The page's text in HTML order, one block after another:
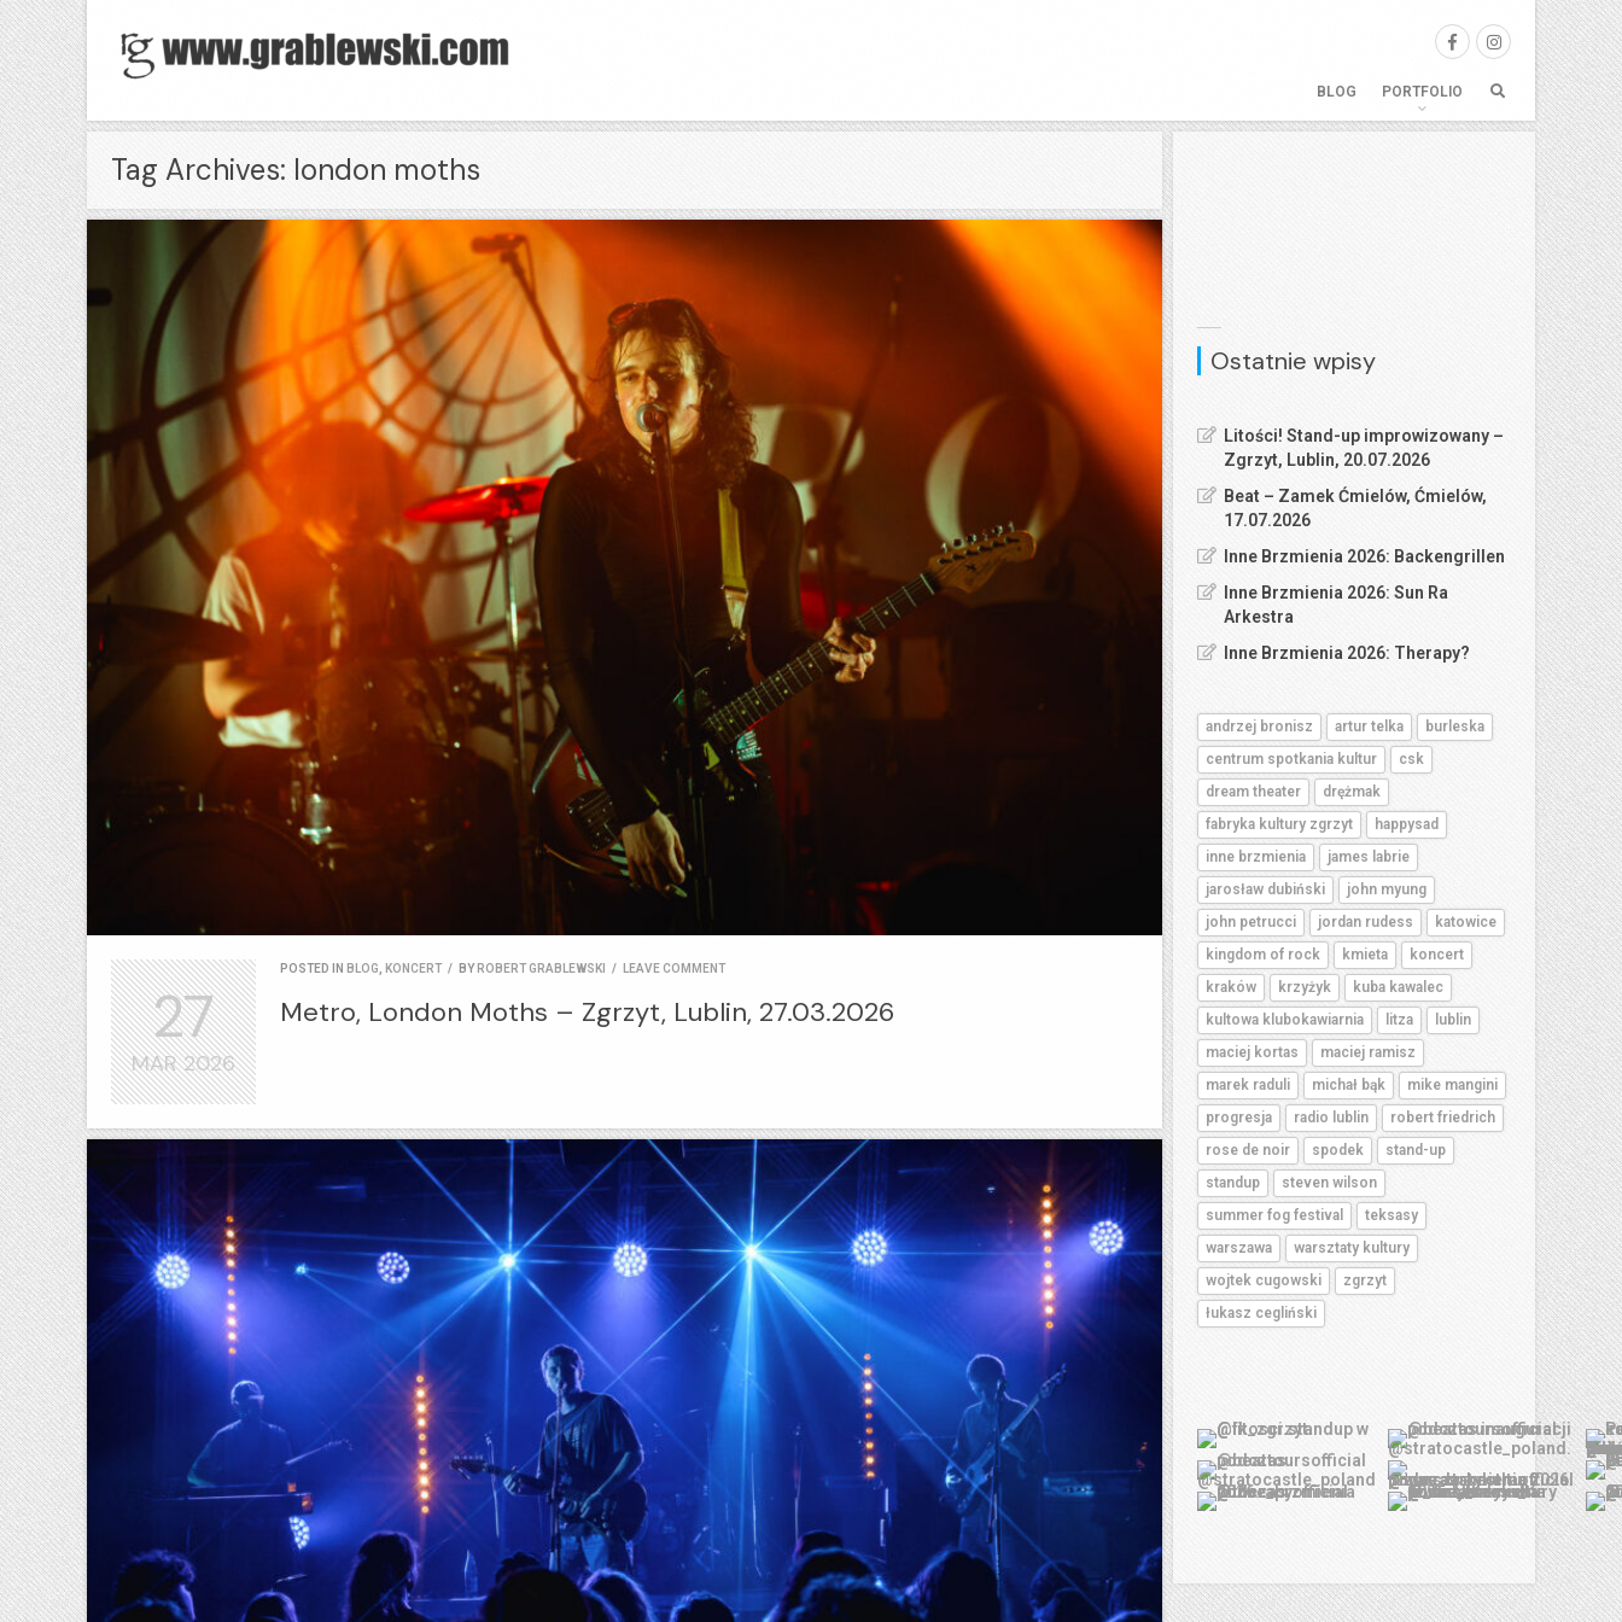
BLOG PORTFOLIO
Tag Archives: london moths
POSTED IN BLOG KONCERT / BY ROBERT GRABLEWSKI / LEAVE COMMENT
Metro, London Moths – Zgrzyt, Lublin, 27.03.2026
27
MAR2026
Ostatnie wpisy
Litości! Stand-up improwizowany –
Zgrzyt, Lublin, 20.07.2026
Beat – Zamek Ćmielów, Ćmielów,
17.07.2026
Inne Brzmienia 2026: Backengrillen
Inne Brzmienia 2026: Sun Ra
Arkestra
Inne Brzmienia 2026: Therapy?
andrzej bronisz artur telka
burleska
centrum spotkania kultur
csk
dream theater
drężmak
fabryka kultury zgrzyt
happysad
inne brzmienia
james labrie
jarosław dubiński
john myung
john petrucci
jordan rudess
katowice
kingdom of rock
kmieta
koncert
kraków
krzyżyk
kuba kawalec
kultowa klubokawiarnia
litza
lublin
maciej kortas
maciej ramisz
marek raduli
michał bąk
mike mangini
progresja
radio lublin
robert friedrich
rose de noir
spodek
stand-up
standup
steven wilson
summer fog festival
teksasy
warszawa
warsztaty kultury
wojtek cugowski
zgrzyt
łukasz cegliński